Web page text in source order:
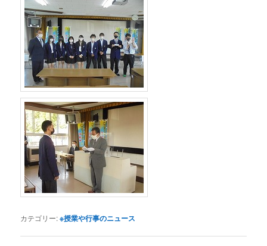
カテゴリー:※授業や行事のニュース